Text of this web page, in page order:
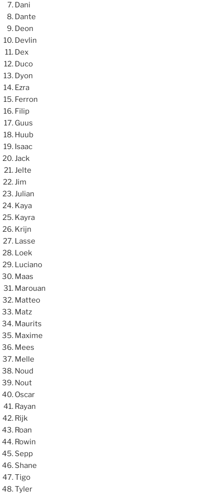
Dani
Dante
Deon
Devlin
Dex
Duco
Dyon
Ezra
Ferron
Filip
Guus
Huub
Isaac
Jack
Jelte
Jim
Julian
Kaya
Kayra
Krijn
Lasse
Loek
Luciano
Maas
Marouan
Matteo
Matz
Maurits
Maxime
Mees
Melle
Noud
Nout
Oscar
Rayan
Rijk
Roan
Rowin
Sepp
Shane
Tigo
Tyler